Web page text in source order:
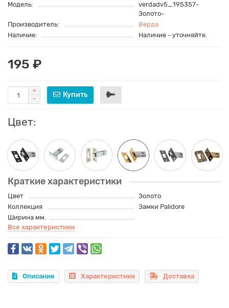
Модель:
verdadv5_195357-
Золото-
Производитель:
Верда
Наличие:
Наличие - уточняйте.
195 ₽
Купить
Цвет:
Краткие характеристики
Цвет
Золото
Коллекция
Замки Palidore
Ширина мм.
Все характеристики
Описание Характеристики Доставка